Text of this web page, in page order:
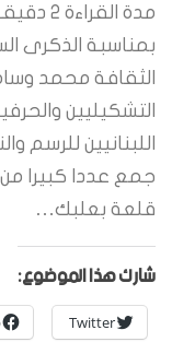
مدة القراءة 2
بمناسبة الذكرى
الثقافة محمد
التشكيليين
اللبنانيين للرسم
جمع عددا كبيرا من
قلعة بعلبك…
شارك هذا الموضوع:
Twitter